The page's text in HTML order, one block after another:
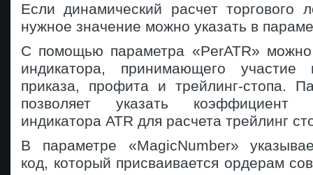
Если динамический расчет торгового
нужное значение можно указать в
С помощью параметра «PerATR»
индикатора, принимающего
приказа, профита и трейлинг-стопа.
позволяет указать
индикатора ATR для расчета трейлинг
В параметре «MagicNumber»
код, который присваивается ордерам